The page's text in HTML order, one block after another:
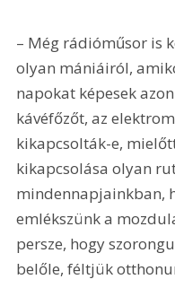
– Még rádióműsor is
olyan mániáiról,
napokat képesek
kávéfőzőt, az
kikapcsolták-e,
kikapcsolása olyan
mindennapjainkban,
emlékszünk a
persze, hogy
belőle, féltjük